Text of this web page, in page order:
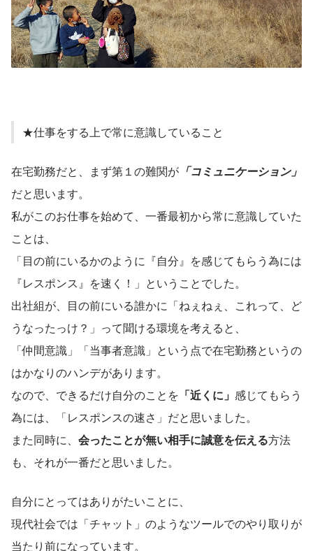
★仕事をする上で常に意識していること
在宅勤務だと、まず第１の難関が 「コミュニケーション」
だと思います。
私がこのお仕事を始めて、一番最初から常に意識していた
ことは、
「目の前にいるかのように『自分』を感じてもらう為には
『レスポンス』を速く！」ということでした。
出社組が、目の前にいる誰かに「ねぇねぇ、これって、ど
うなったっけ？」って聞ける環境を考えると、
「仲間意識」「当事者意識」という点で在宅勤務というの
はかなりのハンデがあります。
なので、できるだけ自分のことを 「近くに」 感じてもらう
為には、「レスポンスの速さ」だと思いました。
また同時に、 会ったことが無い相手に誠意を伝える方法
も、それが一番だと思いました。
自分にとってはありがたいことに、
現代社会では「チャット」のようなツールでのやり取りが
当たり前になっています。